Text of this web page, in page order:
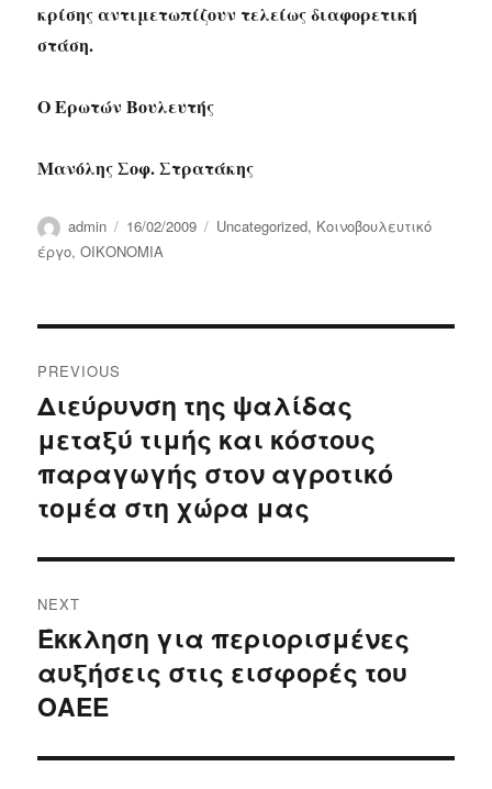
κρίσης αντιμετωπίζουν τελείως διαφορετική
στάση.
Ο Ερωτών Βουλευτής
Μανόλης Σοφ. Στρατάκης
Author
admin
Posted
on
16/02/2009 Categories
Uncategorized, Κοινοβουλευτικό
έργο,ΟΙΚΟΝΟΜΙΑ
navigation
PREVIOUS
Previous
post:
Διεύρυνση της ψαλίδας
μεταξύ τιμής και κόστους
παραγωγής στον αγροτικό
τομέα στη χώρα μας
NEXT
Next
post:
Έκκληση για περιορισμένες
αυξήσεις στις εισφορές του
ΟΑΕΕ